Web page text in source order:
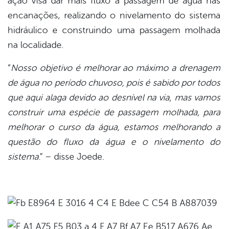
encanações, realizando o nivelamento do sistema
hidráulico e construindo uma passagem molhada
na localidade.
“Nosso objetivo é melhorar ao máximo a drenagem
de água no período chuvoso, pois é sabido por todos
que aqui alaga devido ao desnível na via, mas vamos
construir uma espécie de passagem molhada, para
melhorar o curso da água, estamos melhorando a
questão do fluxo da água e o nivelamento do
sistema.” – disse Joede.